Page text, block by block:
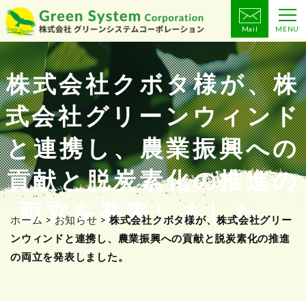
コ
ン
テ
ン
ツ
へ
ス
キ
ッ
プ
Mail MENU
株式会社クボタ様が、株
式会社グリーンウィンド
と連携し、農業振興への
貢献と脱炭素化の推進の
両立を発表しました。
ホーム >お知らせ >株式会社クボタ様が、株式会社グリー
ンウィンドと連携し、農業振興への貢献と脱炭素化の推進
の両立を発表しました。